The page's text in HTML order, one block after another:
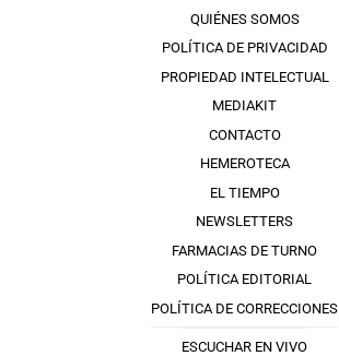
QUIÉNES SOMOS
POLÍTICA DE PRIVACIDAD
PROPIEDAD INTELECTUAL
MEDIAKIT
CONTACTO
HEMEROTECA
EL TIEMPO
NEWSLETTERS
FARMACIAS DE TURNO
POLÍTICA EDITORIAL
POLÍTICA DE CORRECCIONES
ESCUCHAR EN VIVO